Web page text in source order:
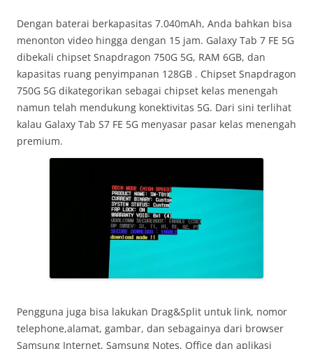
Dengan baterai berkapasitas 7.040mAh, Anda bahkan bisa
menonton video hingga dengan 15 jam. Galaxy Tab 7 FE 5G
dibekali chipset Snapdragon 750G 5G, RAM 6GB, dan
kapasitas ruang penyimpanan 128GB . Chipset Snapdragon
750G 5G dikategorikan sebagai chipset kelas menengah
namun telah mendukung konektivitas 5G. Dari sini terlihat
kalau Galaxy Tab S7 FE 5G menyasar pasar kelas menengah
premium.
Pengguna juga bisa lakukan Drag&Split untuk link, nomor
telephone,alamat, gambar, dan sebagainya dari browser
Samsung Internet, Samsung Notes, Office dan aplikasi